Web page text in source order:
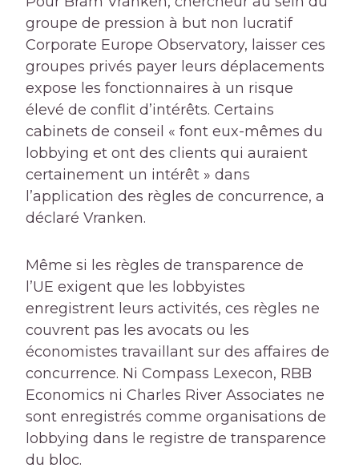
groupe de pression à but non lucratif
Corporate Europe Observatory, laisser ces
groupes privés payer leurs déplacements
expose les fonctionnaires à un risque
élevé de conflit d’intérêts. Certains
cabinets de conseil « font eux-mêmes du
lobbying et ont des clients qui auraient
certainement un intérêt » dans
l’application des règles de concurrence, a
déclaré Vranken.
Même si les règles de transparence de
l’UE exigent que les lobbyistes
enregistrent leurs activités, ces règles ne
couvrent pas les avocats ou les
économistes travaillant sur des affaires de
concurrence. Ni Compass Lexecon, RBB
Economics ni Charles River Associates ne
sont enregistrés comme organisations de
lobbying dans le registre de transparence
du bloc.